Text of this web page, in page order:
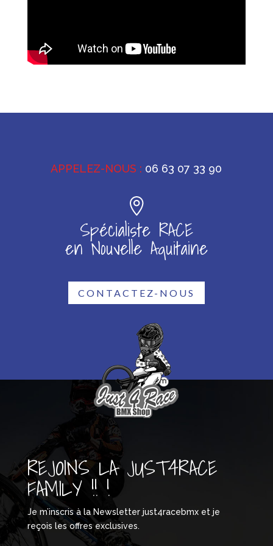
APPELEZ-NOUS : 06 63 07 33 90
Spécialiste RACE
en Nouvelle Aquitaine
CONTACTEZ-NOUS
REJOINS LA JUST4RACE
FAMILY !! !
Je m’inscris à la Newsletter just4racebmx et je
reçois les offres exclusives.